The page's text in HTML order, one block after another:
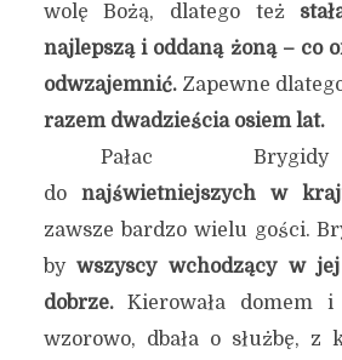
wolę Bożą, dlatego też
najlepszą i oddaną żoną – co
odwzajemnić.Zapewne
razem dwadzieścia osiem lat.
Pałac
do najświetniejszych w
zawsze bardzo wielu gości.
bywszyscy wchodzący w
dobrze.Kierowała domem i
wzorowo, dbała o służbę, z